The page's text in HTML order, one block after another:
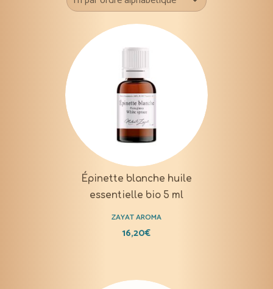
Épinette blanche huile
essentielle bio 5 ml
ZAYAT AROMA
16,20€